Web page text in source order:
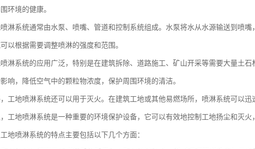
环境的健康。
淋系统通常由水泵、喷嘴、管道和控制系统组成。水泵将水从水源输送到喷
以根据需要调整喷淋的强度和范围。
淋系统的应用广泛，特别是在建筑拆除、道路施工、矿山开采等需要大量土
响，降低空气中的颗粒物浓度，保护周围环境的清洁。
工地喷淋系统还可以用于灭火。在建筑工地或其他易燃场所，喷淋系统可以迅
工地喷淋系统是一种重要的环境保护设备，它可以有效地控制工地扬尘和灭火
地喷淋系统的特点主要包括以下几个方面：